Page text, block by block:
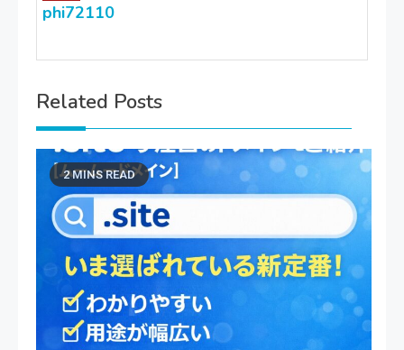
phi72110
Related Posts
2 MINS READ